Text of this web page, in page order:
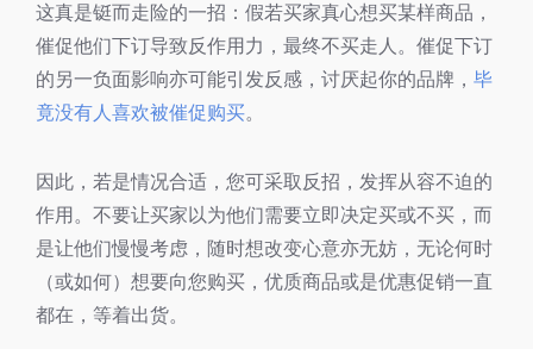
这真是铤而走险的一招：假若买家真心想买某样商品，
催促他们下订导致反作用力，最终不买走人。催促下订
的另一负面影响亦可能引发反感，讨厌起你的品牌， 毕
竟没有人喜欢被催促购买。
因此，若是情况合适，您可采取反招，发挥从容不迫的
作用。不要让买家以为他们需要立即决定买或不买，而
是让他们慢慢考虑，随时想改变心意亦无妨，无论何时
（或如何）想要向您购买，优质商品或是优惠促销一直
都在，等着出货。